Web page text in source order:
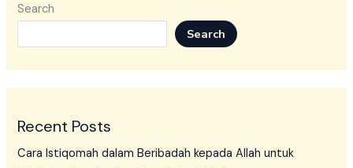
Search
Search
Recent Posts
Cara Istiqomah dalam Beribadah kepada Allah untuk